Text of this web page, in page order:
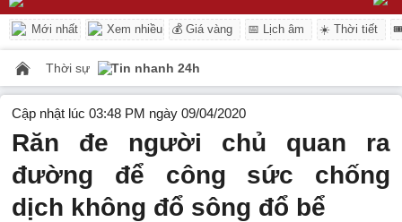
Mới nhất Xem nhiều 💰 Giá vàng 📅 Lịch âm ☀️ Thời tiết
Thời sự Tin nhanh 24h
Cập nhật lúc 03:48 PM ngày 09/04/2020
Răn đe người chủ quan ra
đường để công sức chống
dịch không đổ sông đổ bể